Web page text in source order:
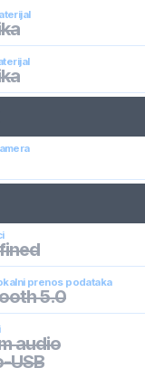
prenos podataka
5.0
audio
USB